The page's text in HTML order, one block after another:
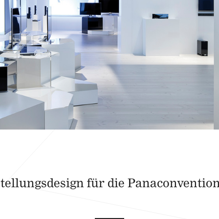
für die Panaconvention